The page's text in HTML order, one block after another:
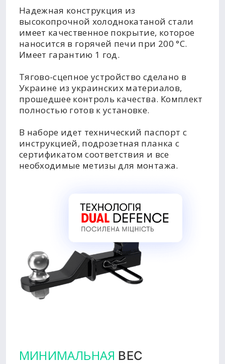
Надежная конструкция из
высокопрочной холоднокатаной стали
имеет качественное покрытие, которое
наносится в горячей печи при 200 °C.
Имеет гарантию 1 год.
Тягово-сцепное устройство сделано в
Украине из украинских материалов,
прошедшее контроль качества. Комплект
полностью готов к установке.
В наборе идет технический паспорт с
инструкцией, подрозетная планка с
сертификатом соответствия и все
необходимые метизы для монтажа.
МИНИМАЛЬНАЯ ВЕС